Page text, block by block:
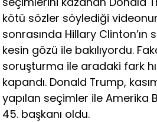
kötü sözler söylediği
sonrasında Hillary Clinton’ın
kesin gözü ile bakılıyordu.
soruşturma ile aradaki fark
kapandı. Donald Trump,
yapılan seçimler ile Amerika
45. başkanı oldu.